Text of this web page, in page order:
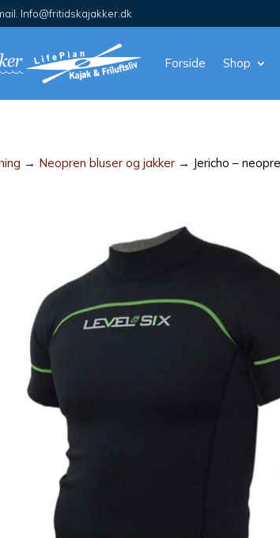
Info@fritidskajakker.dk
Forside Shop
→ Neopren bluser og jakker → Jericho –